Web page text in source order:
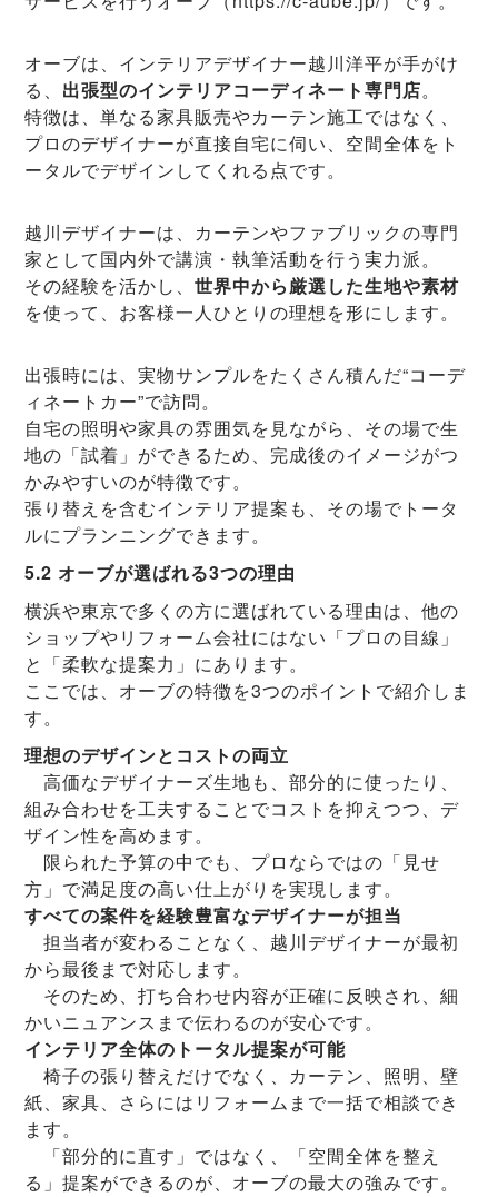
オーブは、インテリアデザイナー越川洋平が手がけ
る、 出張型のインテリアコーディネート専門店。
特徴は、単なる家具販売やカーテン施工ではなく、
プロのデザイナーが直接自宅に伺い、空間全体をト
ータルでデザインしてくれる点です。
越川デザイナーは、カーテンやファブリックの専門
家として国内外で講演・執筆活動を行う実力派。
その経験を活かし、世界中から厳選した生地や素材
を使って、お客様一人ひとりの理想を形にします。
出張時には、実物サンプルをたくさん積んだ“コーデ
ィネートカー”で訪問。
自宅の照明や家具の雰囲気を見ながら、その場で生
地の「試着」ができるため、完成後のイメージがつ
かみやすいのが特徴です。
張り替えを含むインテリア提案も、その場でトータ
ルにプランニングできます。
5.2 オーブが選ばれる3つの理由
横浜や東京で多くの方に選ばれている理由は、他の
ショップやリフォーム会社にはない「プロの目線」
と「柔軟な提案力」にあります。
ここでは、オーブの特徴を3つのポイントで紹介しま
す。
理想のデザインとコストの両立
高価なデザイナーズ生地も、部分的に使ったり、
組み合わせを工夫することでコストを抑えつつ、デ
ザイン性を高めます。
限られた予算の中でも、プロならではの「見せ
方」で満足度の高い仕上がりを実現します。
すべての案件を経験豊富なデザイナーが担当
担当者が変わることなく、越川デザイナーが最初
から最後まで対応します。
そのため、打ち合わせ内容が正確に反映され、細
かいニュアンスまで伝わるのが安心です。
インテリア全体のトータル提案が可能
椅子の張り替えだけでなく、カーテン、照明、壁
紙、家具、さらにはリフォームまで一括で相談でき
ます。
「部分的に直す」ではなく、「空間全体を整え
る」提案ができるのが、オーブの最大の強みです。